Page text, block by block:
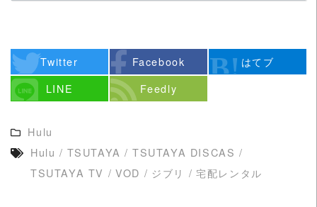
Twitter Facebook
はてブ
LINE
Feedly
Hulu
Hulu / TSUTAYA / TSUTAYA DISCAS /
TSUTAYA TV / VOD / ジブリ / 宅配レンタル